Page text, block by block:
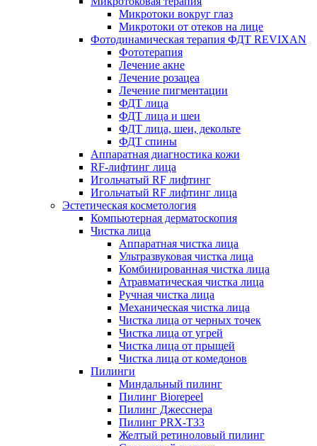
Микротоки вокруг глаз
Микротоки от отеков на лице
Фотодинамическая терапия ФДТ REVIXAN
Фототерапия
Лечение акне
Лечение розацеа
Лечение пигментации
ФДТ лица
ФДТ лица и шеи
ФДТ лица, шеи, декольте
ФДТ спины
Аппаратная диагностика кожи
RF-лифтинг лица
Игольчатый RF лифтинг
Игольчатый RF лифтинг лица
Эстетическая косметология
Компьютерная дерматоскопия
Чистка лица
Аппаратная чистка лица
Ультразвуковая чистка лица
Комбинированная чистка лица
Атравматическая чистка лица
Ручная чистка лица
Механическая чистка лица
Чистка лица от черных точек
Чистка лица от угрей
Чистка лица от прыщей
Чистка лица от комедонов
Пилинги
Миндальный пилинг
Пилинг Biorepeel
Пилинг Джесснера
Пилинг PRX-T33
Желтый ретиноловый пилинг